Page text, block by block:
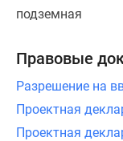
имеется
лоджия
с
панорамным
остеклением.
Из
подземная
Правовые
Разрешение на
Проектная
Проектная